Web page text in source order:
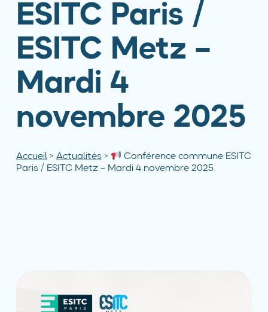
ESITC Paris /
ESITC Metz –
Mardi 4
novembre 2025
Accueil> Actualités>
Conférence commune ESITC
Paris / ESITC Metz – Mardi 4 novembre 2025